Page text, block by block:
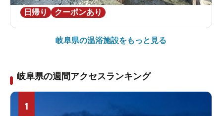
日帰り
クーポンあり
岐阜県の温浴施設をもっと見る
岐阜県の週間アクセスランキング
1